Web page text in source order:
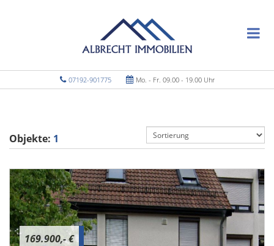
07192-901775 Mo. - Fr. 09.00 - 19.00 Uhr
Objekte: 1
169.900,- €